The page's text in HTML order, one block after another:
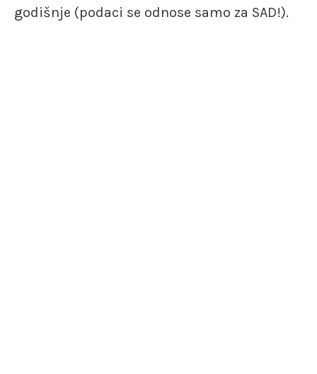
godišnje (podaci se odnose samo za SAD!).